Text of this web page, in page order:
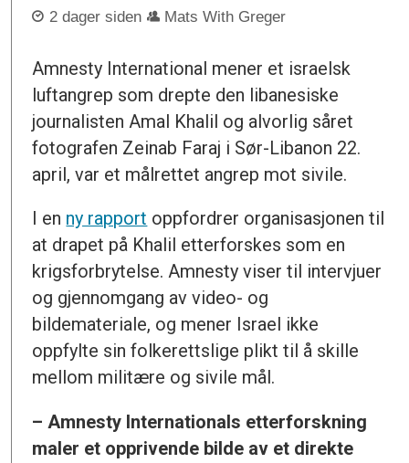
2 dager siden Mats With Greger
Amnesty International mener et israelsk
luftangrep som drepte den libanesiske
journalisten Amal Khalil og alvorlig såret
fotografen Zeinab Faraj i Sør-Libanon 22.
april, var et målrettet angrep mot sivile.
I en ny rapport oppfordrer organisasjonen til
at drapet på Khalil etterforskes som en
krigsforbrytelse. Amnesty viser til intervjuer
og gjennomgang av video- og
bildemateriale, og mener Israel ikke
oppfylte sin folkerettslige plikt til å skille
mellom militære og sivile mål.
– Amnesty Internationals etterforskning
maler et opprivende bilde av et direkte